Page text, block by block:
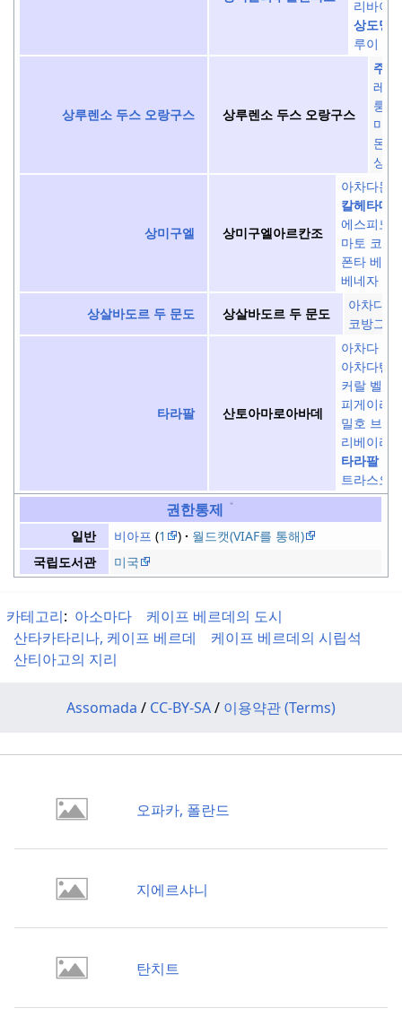
리바이
상도밍
루이 바
상루렌소 두스 오랑구스 상루렌소 두스 오랑구스
주
레바
룽게
마
몬타
상조
상미구엘 상미구엘아르칸조
아차다몬
칼헤타데
에스피노
마토 코레
폰타 베르
베네자
상살바도르 두 문도
상살바도르 두 문도
아차다라
코방그란
타라팔 산토아마로아바데
아차다 롱
아차다텐
커랄 벨류
피게이라
밀호 브랑
리베이라
타라팔
트라스오
권한통제
일반 비아프 1
월드캣(VIAF를 통해)
국립도서관
미국
카테고리: 아소마다
케이프 베르데의 도시
산타카타리나, 케이프 베르데
케이프 베르데의 시립석
산티아고의 지리
Assomada / CC-BY-SA/ 이용약관 (Terms)
오파카, 폴란드
지에르샤니
탄치트